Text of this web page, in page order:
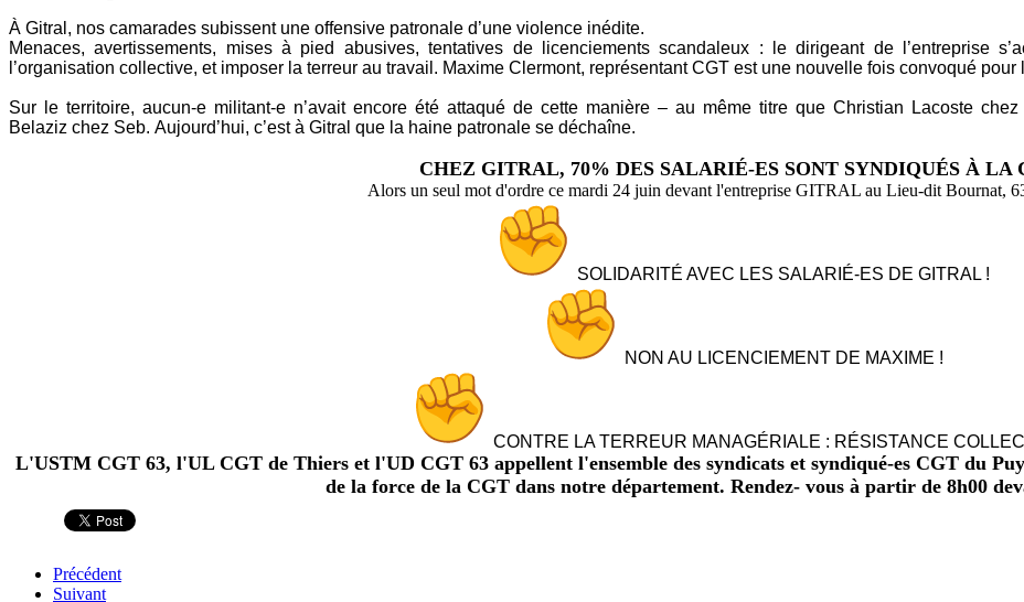
À Gitral, nos camarades subissent une offensive patronale d’une violence inédite.
Menaces, avertissements, mises à pied abusives, tentatives de licenciements scandaleux : le dirigeant de l’entreprise
l’organisation collective, et imposer la terreur au travail. Maxime Clermont, représentant CGT est une nouvelle fois convoqué pour
Sur le territoire, aucun-e militant-e n’avait encore été attaqué de cette manière – au même titre que Christian Lacoste
Belaziz chez Seb. Aujourd’hui, c’est à Gitral que la haine patronale se déchaîne.
CHEZ GITRAL, 70% DES SALARIÉ-ES SONT SYNDIQUÉS À LA
Alors un seul mot d'ordre ce mardi 24 juin devant l'entreprise GITRAL au Lieu-dit Bournat,
SOLIDARITÉ AVEC LES SALARIÉ-ES DE GITRAL !
NON AU LICENCIEMENT DE MAXIME !
CONTRE LA TERREUR MANAGÉRIALE : RÉSISTANCE
L'USTM CGT 63, l'UL CGT de Thiers et l'UD CGT 63 appellent l'ensemble des syndicats et syndiqué-es CGT du
de la force de la CGT dans notre département. Rendez- vous à partir de 8h00
Précédent
Suivant